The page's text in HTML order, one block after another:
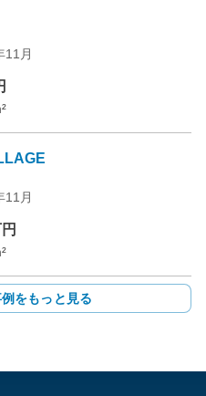
11月
11月
をもっと見る